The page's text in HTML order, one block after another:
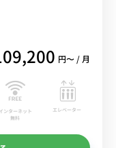
円〜 / 月
インターネット
無料
エレベーター